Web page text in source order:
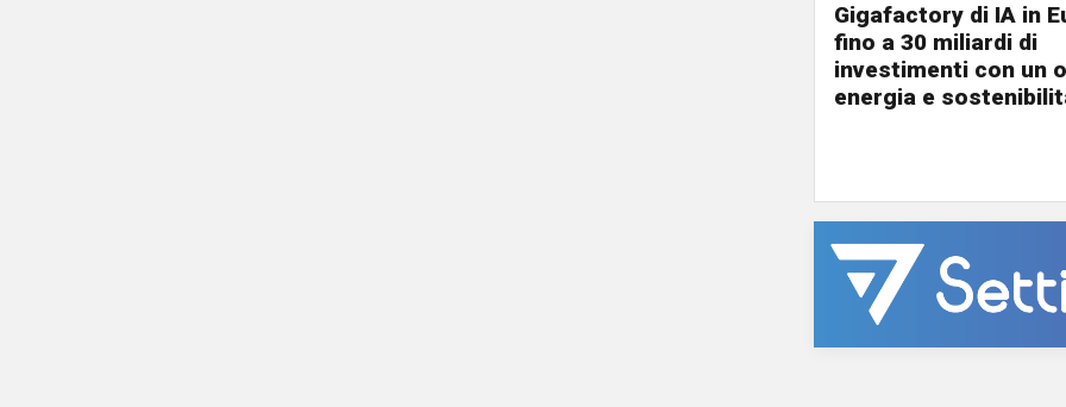
Gigafactory di IA in
fino a 30 miliardi di
investimenti con un
energia e